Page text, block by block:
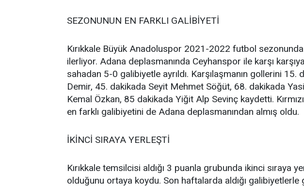
SEZONUNUN EN FARKLI GALİBİYETİ
Kırıkkale Büyük Anadoluspor 2021-2022 futbol
ilerliyor. Adana deplasmanında Ceyhanspor ile karşı
sahadan 5-0 galibiyetle ayrıldı. Karşılaşmanın gollerini 15.
Demir, 45. dakikada Seyit Mehmet Söğüt, 68. dakikada
Kemal Özkan, 85 dakikada Yiğit Alp Sevinç kaydetti.
en farklı galibiyetini de Adana deplasmanından almış oldu.
İKİNCİ SIRAYA YERLEŞTİ
Kırıkkale temsilcisi aldığı 3 puanla grubunda ikinci sıraya
olduğunu ortaya koydu. Son haftalarda aldığı galibiyetlerle